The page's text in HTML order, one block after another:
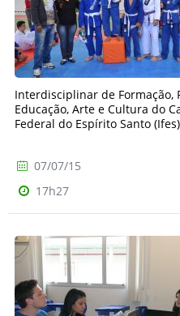
Interdisciplinar de Formação,
Educação, Arte e Cultura do
Federal do Espírito Santo
07/07/15
17h27